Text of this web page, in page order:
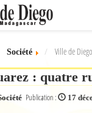
Société Ville de
: quatre
Publication : 17